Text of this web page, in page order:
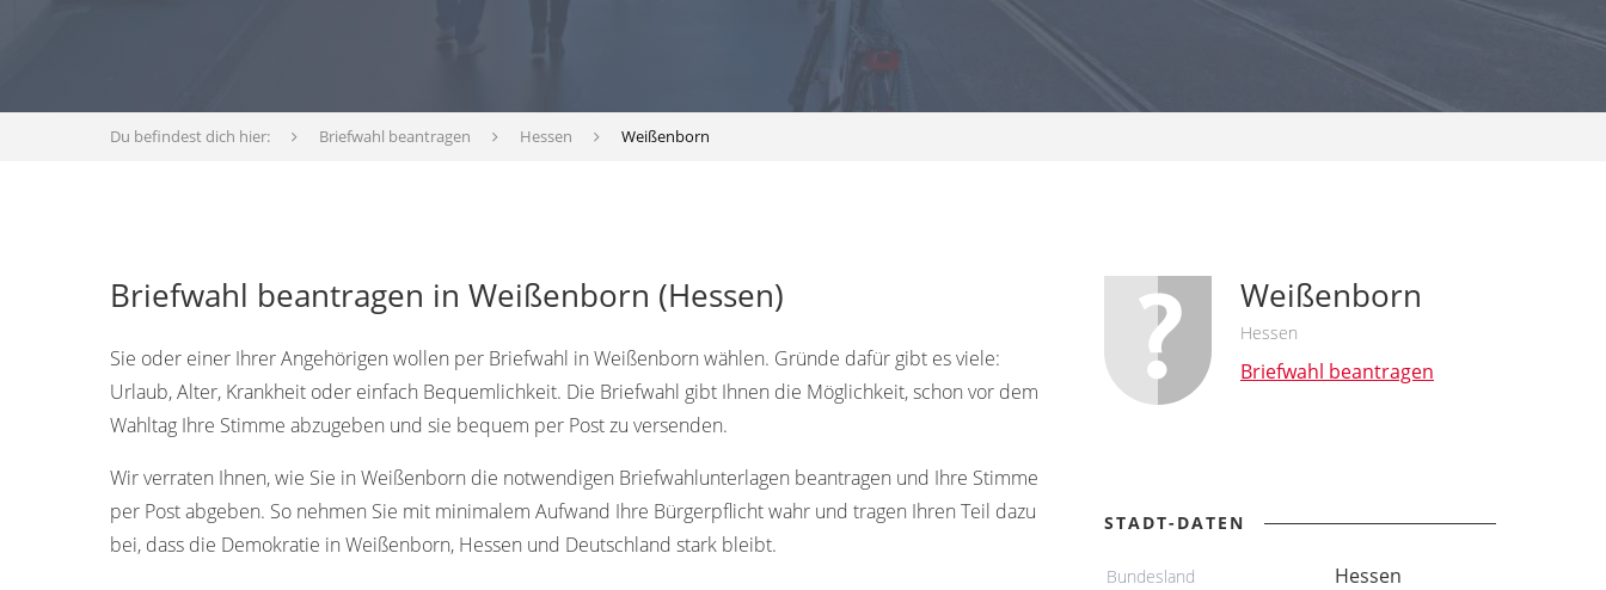
Du befindest dich hier: Briefwahl beantragen Hessen Weißenborn
Briefwahl beantragen in Weißenborn (Hessen)
Sie oder einer Ihrer Angehörigen wollen per Briefwahl in Weißenborn wählen. Gründe dafür gibt es viele:
Urlaub, Alter, Krankheit oder einfach Bequemlichkeit. Die Briefwahl gibt Ihnen die Möglichkeit, schon vor dem
Wahltag Ihre Stimme abzugeben und sie bequem per Post zu versenden.
Wir verraten Ihnen, wie Sie in Weißenborn die notwendigen Briefwahlunterlagen beantragen und Ihre Stimme
per Post abgeben. So nehmen Sie mit minimalem Aufwand Ihre Bürgerpflicht wahr und tragen Ihren Teil dazu
bei, dass die Demokratie in Weißenborn, Hessen und Deutschland stark bleibt.
Weißenborn
Hessen
Briefwahl beantragen
STADT-DATEN
Bundesland Hessen